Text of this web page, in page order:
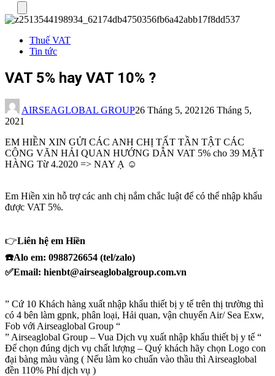
Thuế VAT
Tin tức
VAT 5% hay VAT 10% ?
AIRSEAGLOBAL GROUP26 Tháng 5, 2021 26 Tháng 5,
2021
EM HIỀN XIN GỬI CÁC ANH CHỊ TẤT TẦN TẬT CÁC
CÔNG VĂN HẢI QUAN HƯỚNG DẪN VAT 5% cho 39 MẶT
HÀNG Từ 4.2020 => NAY Ạ ☺️
Em Hiền xin hỗ trợ các anh chị nắm chắc luật để có thể nhập khẩu
được VAT 5%.
👉Liên hệ em Hiền
☎️Alo em: 0988726654 (tel/zalo)
✅Email: hienbt@airseaglobalgroup.com.vn
” Cứ 10 Khách hàng xuất nhập khẩu thiết bị y tế trên thị trường thì
có 4 bên làm gpnk, phân loại, Hải quan, vận chuyển Air/ Sea Exw,
Fob với Airseaglobal Group “
” Airseaglobal Group – Vua Dịch vụ xuất nhập khẩu thiết bị y tế “
Để chọn đúng dịch vụ chất lượng – Quý khách hãy chọn Logo con
đại bàng màu vàng ( Nếu làm ko chuẩn vào thầu thì Airseaglobal
đền 110% Phí dịch vụ )